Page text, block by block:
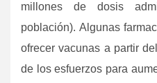
millones de dosis
población). Algunas
ofrecer vacunas a partir
de los esfuerzos para